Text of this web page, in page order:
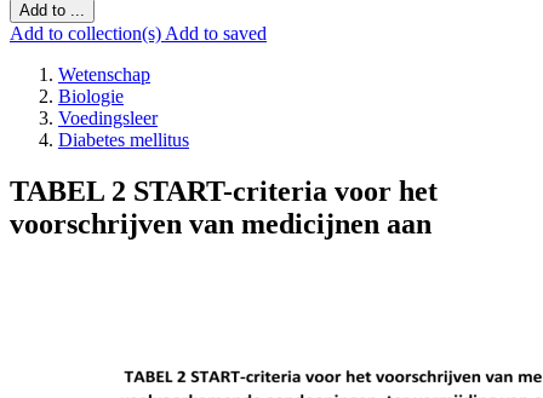
Add to ...
Add to collection(s) Add to saved
Wetenschap
Biologie
Voedingsleer
Diabetes mellitus
TABEL 2 START-criteria voor het
voorschrijven van medicijnen aan